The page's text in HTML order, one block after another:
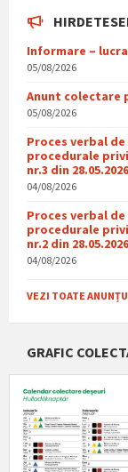
Informare –
05/08/2026
Anunt colectare
05/08/2026
Proces verbal
procedurale
nr.3 din 28.05.2026
04/08/2026
Proces verbal
procedurale
nr.2 din 28.05.2026
04/08/2026
VEZI TOATE
GRAFIC